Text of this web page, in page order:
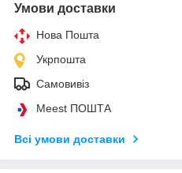
Умови доставки
Нова Пошта
Укрпошта
Самовивіз
Meest ПОШТА
Всі умови доставки